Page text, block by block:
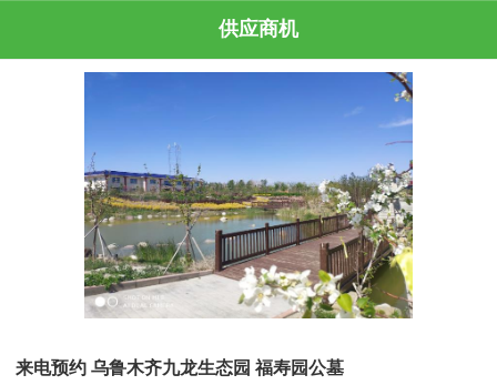
供应商机
来电预约 乌鲁木齐九龙生态园 福寿园公墓